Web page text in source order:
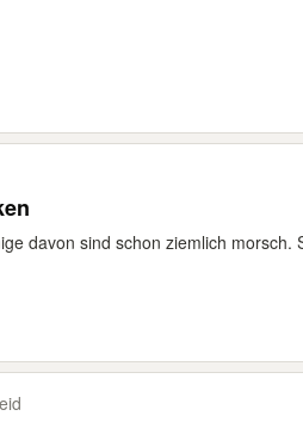
davon sind schon ziemlich morsch.